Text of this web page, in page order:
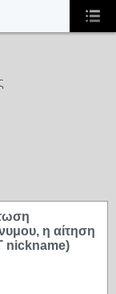
η αίτηση
nickname)